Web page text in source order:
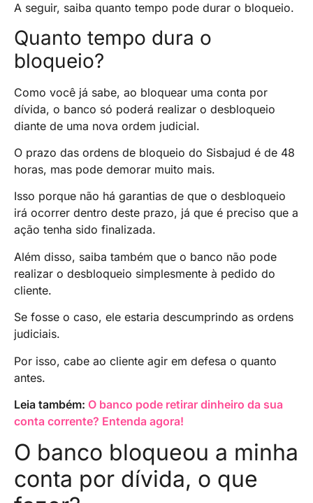
A seguir, saiba quanto tempo pode durar o bloqueio.
Quanto tempo dura o
bloqueio?
Como você já sabe, ao bloquear uma conta por
dívida, o banco só poderá realizar o desbloqueio
diante de uma nova ordem judicial.
O prazo das ordens de bloqueio do Sisbajud é de 48
horas, mas pode demorar muito mais.
Isso porque não há garantias de que o desbloqueio
irá ocorrer dentro deste prazo, já que é preciso que a
ação tenha sido finalizada.
Além disso, saiba também que o banco não pode
realizar o desbloqueio simplesmente à pedido do
cliente.
Se fosse o caso, ele estaria descumprindo as ordens
judiciais.
Por isso, cabe ao cliente agir em defesa o quanto
antes.
Leia também: O banco pode retirar dinheiro da sua
conta corrente? Entenda agora!
O banco bloqueou a minha
conta por dívida, o que